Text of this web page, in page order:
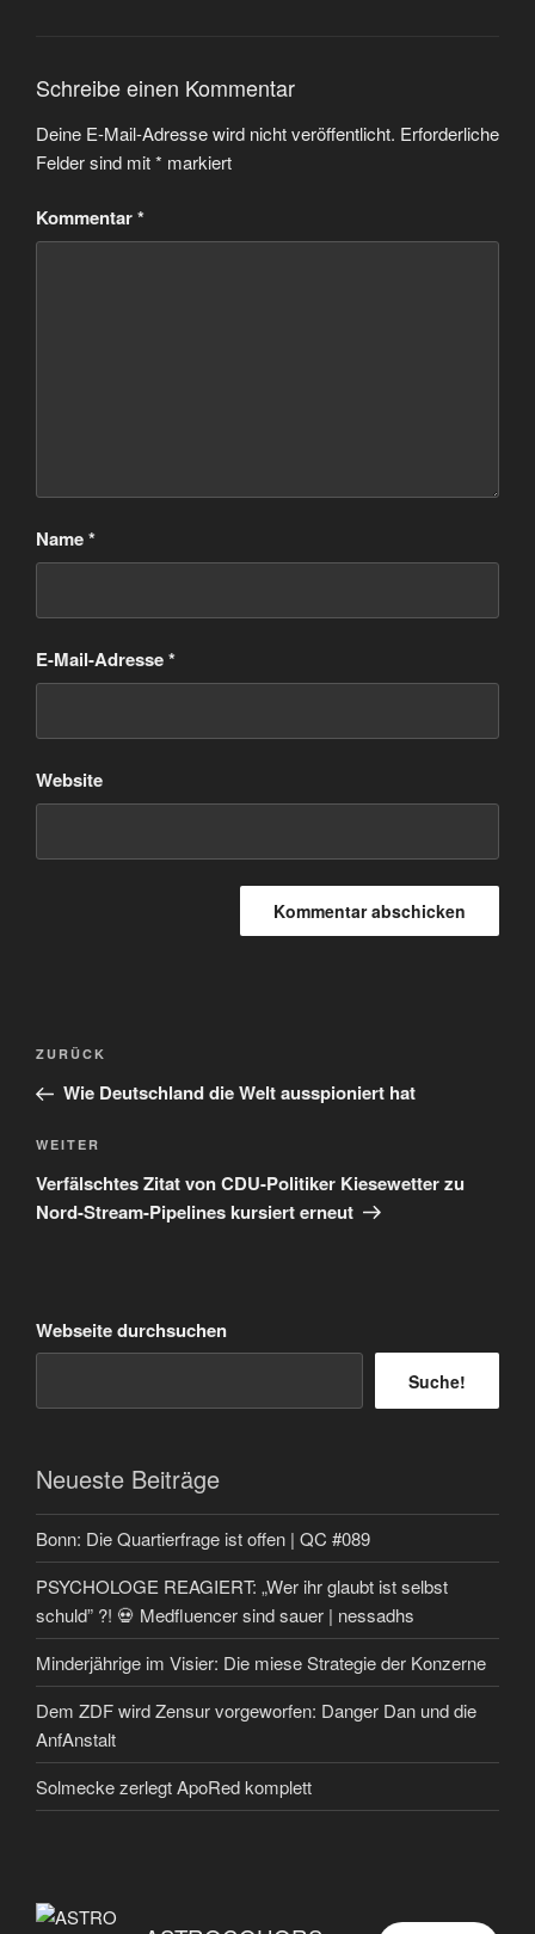
Schreibe einen Kommentar
Deine E-Mail-Adresse wird nicht veröffentlicht. Erforderliche
Felder sind mit* markiert
Kommentar*
Name*
E-Mail-Adresse*
Website
Beitragsnavigation
Vorheriger
Beitrag
ZURÜCK
Wie Deutschland die Welt ausspioniert hat
Nächster
Beitrag
WEITER
Verfälschtes Zitat von CDU-Politiker Kiesewetter zu
Nord-Stream-Pipelines kursiert erneut
Webseite durchsuchen
Suche!
Neueste Beiträge
Bonn: Die Quartierfrage ist offen | QC #089
PSYCHOLOGE REAGIERT: „Wer ihr glaubt ist selbst
schuld” ?! 💀 Medfluencer sind sauer | nessadhs
Minderjährige im Visier: Die miese Strategie der Konzerne
Dem ZDF wird Zensur vorgeworfen: Danger Dan und die
AnfAnstalt
Solmecke zerlegt ApoRed komplett